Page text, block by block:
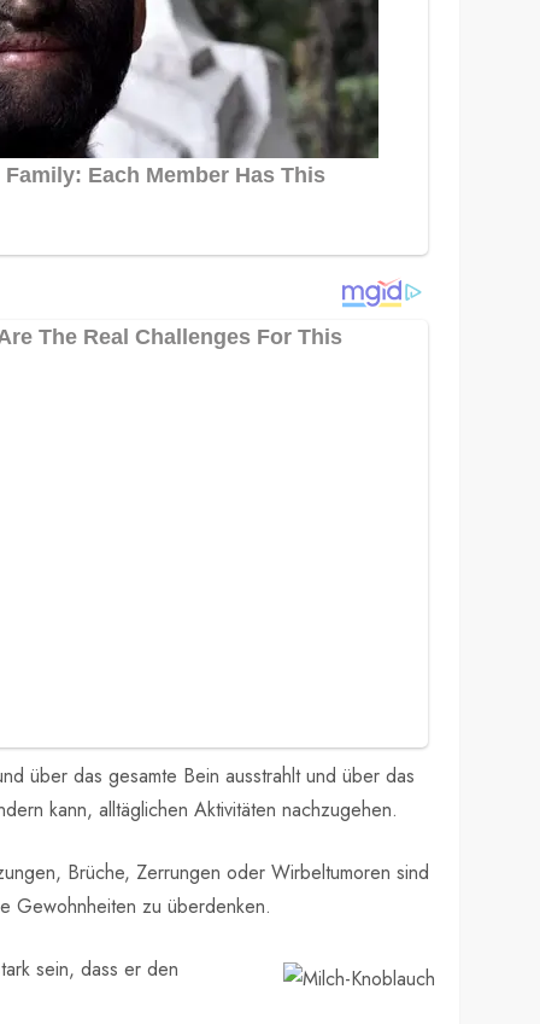
über das gesamte Bein ausstrahlt und über das
kann, alltäglichen Aktivitäten nachzugehen.
Brüche, Zerrungen oder Wirbeltumoren sind
Gewohnheiten zu überdenken.
sein, dass er den